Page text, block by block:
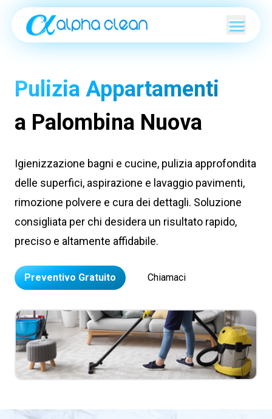
Pulizia Appartamenti
a Palombina Nuova
Igienizzazione bagni e cucine, pulizia approfondita
delle superfici, aspirazione e lavaggio pavimenti,
rimozione polvere e cura dei dettagli. Soluzione
consigliata per chi desidera un risultato rapido,
preciso e altamente affidabile.
Preventivo Gratuito Chiamaci